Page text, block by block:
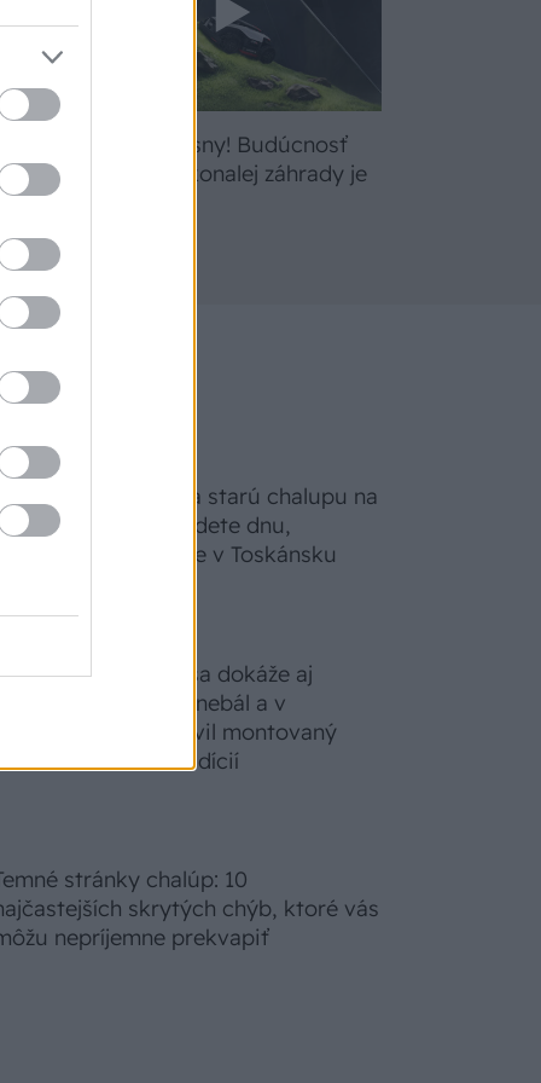
Žite svoje sny! Budúcnosť
údržby dokonalej záhrady je
Na Morave prerobila starú chalupu na
Keď vojdete dnu,
zabudnete, že nie ste v Toskánsku
motorovou pílou sa dokáže aj
podpísať. Slovák sa nebál a v
Čičmanoch si postavil montovaný
v duchu tradícií
stránky chalúp: 10
skrytých chýb, ktoré vás
nepríjemne prekvapiť